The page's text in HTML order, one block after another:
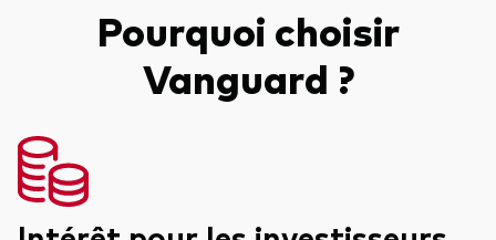
Pourquoi choisir
Vanguard ?